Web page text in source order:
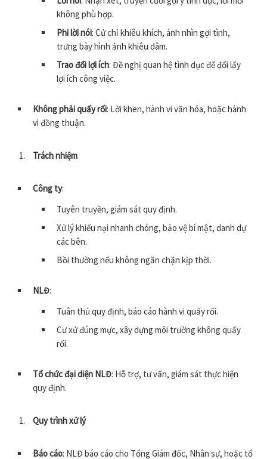
không phù hợp.
Phi lời nói: Cử chỉ khiêu khích, ánh nhìn gợi tình,
trưng bày hình ảnh khiêu dâm.
Trao đổi lợi ích: Đề nghị quan hệ tình dục để đổi lấy
lợi ích công việc.
Không phải quấy rối: Lời khen, hành vi văn hóa, hoặc hành
vi đồng thuận.
Trách nhiệm
Công ty:
Tuyên truyền, giám sát quy định.
Xử lý khiếu nại nhanh chóng, bảo vệ bí mật, danh dự
các bên.
Bồi thường nếu không ngăn chặn kịp thời.
NLĐ:
Tuân thủ quy định, báo cáo hành vi quấy rối.
Cư xử đúng mực, xây dựng môi trường không quấy
rối.
Tổ chức đại diện NLĐ: Hỗ trợ, tư vấn, giám sát thực hiện
quy định.
Quy trình xử lý
Báo cáo: NLĐ báo cáo cho Tổng Giám đốc, Nhân sự, hoặc tổ